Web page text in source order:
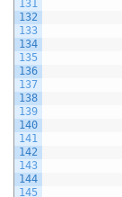
131
132
133
134
135
136
137
138
139
140
141
142
143
144
145